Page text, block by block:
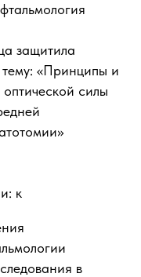
защитила
«Принципы и
силы
к
в